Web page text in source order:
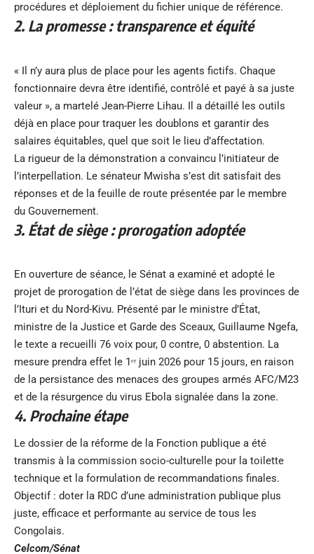
procédures et déploiement du fichier unique de référence.
2. La promesse : transparence et équité
« Il n’y aura plus de place pour les agents fictifs. Chaque
fonctionnaire devra être identifié, contrôlé et payé à sa juste
valeur », a martelé Jean-Pierre Lihau. Il a détaillé les outils
déjà en place pour traquer les doublons et garantir des
salaires équitables, quel que soit le lieu d’affectation.
La rigueur de la démonstration a convaincu l’initiateur de
l’interpellation. Le sénateur Mwisha s’est dit satisfait des
réponses et de la feuille de route présentée par le membre
du Gouvernement.
3. État de siège : prorogation adoptée
En ouverture de séance, le Sénat a examiné et adopté le
projet de prorogation de l’état de siège dans les provinces de
l’Ituri et du Nord-Kivu. Présenté par le ministre d’État,
ministre de la Justice et Garde des Sceaux, Guillaume Ngefa,
le texte a recueilli 76 voix pour, 0 contre, 0 abstention. La
mesure prendra effet le 1ᵉʳ juin 2026 pour 15 jours, en raison
de la persistance des menaces des groupes armés AFC/M23
et de la résurgence du virus Ebola signalée dans la zone.
4. Prochaine étape
Le dossier de la réforme de la Fonction publique a été
transmis à la commission socio-culturelle pour la toilette
technique et la formulation de recommandations finales.
Objectif : doter la RDC d’une administration publique plus
juste, efficace et performante au service de tous les
Congolais.
Celcom/Sénat